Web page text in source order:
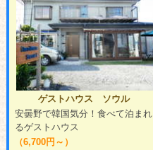
ゲストハウス ソウル
安曇野で韓国気分！食べて泊まれ
るゲストハウス
（6,700円～）